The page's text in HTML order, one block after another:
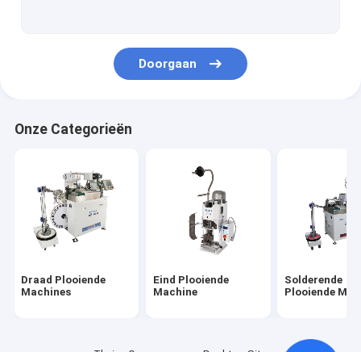
buissnijmachine
De Monitor van de golfplaatkracht
Eind Plooiend Hulpmiddel
Draaduitrusting het Vastbinden Machine
De Trekkrachtmeetapparaat van de draadgolfplaat
Doorgaan
Onze Categorieën
Draad Plooiende
Machines
Eind Plooiende
Machine
Solderende
Plooiende